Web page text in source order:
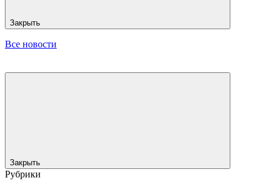
Закрыть
Все новости
Закрыть
Рубрики